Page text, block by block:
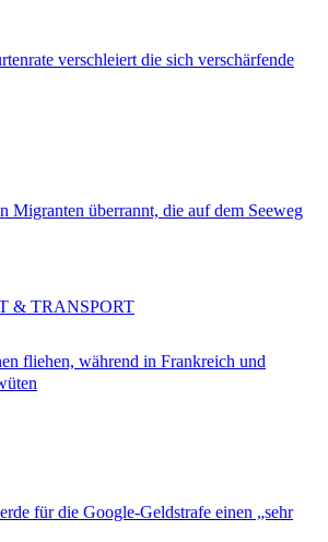
verschleiert die sich verschärfende
Migranten überrannt, die auf dem Seeweg
fliehen, während in Frankreich und
& TRANSPORT
für die Google-Geldstrafe einen „sehr